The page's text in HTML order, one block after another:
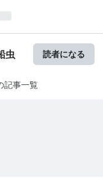
虫 読者になる
記事一覧